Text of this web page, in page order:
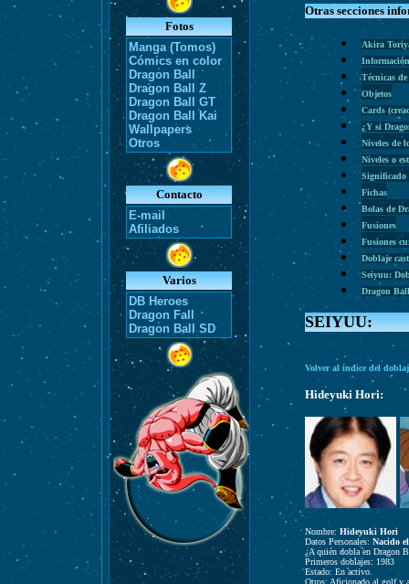
Fotos
Manga (Tomos)
Cómics en color
Dragon Ball
Dragon Ball Z
Dragon Ball GT
Dragon Ball Kai
Wallpapers
Otros
Contacto
E-mail
Afiliados
Varios
DB Heroes
Dragon Fall
Dragon Ball SD
Otras secciones
Akira
Técnicas de
Objetos
Cards
¿Y si
Niveles de
Niveles o
Significado
Fichas
Bolas de
Fusiones
Fusiones
Doblaje
Seiyuu:
Dragon
SEIYUU:
Volver al índice del
Hideyuki Hori:
Nombre: Hideyuki Hori
Datos Personales: Nacido
¿A quién dobla en Dragon
Primeros doblajes: 1983
Estado: En activo.
Otros: Aficionado al golf y